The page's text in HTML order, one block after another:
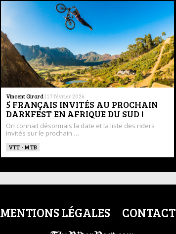
Vincent Girard | 17 février 2026
5 FRANÇAIS INVITÉS AU PROCHAIN
DARKFEST EN AFRIQUE DU SUD !
On connait désormais la date et la liste des riders
invités sur le prochain …
VTT - MTB
MENTIONS LÉGALES CONTACT